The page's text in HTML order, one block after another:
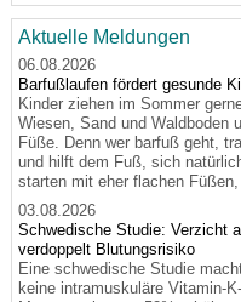
Aktuelle Meldungen
06.08.2026
Barfußlaufen fördert gesunde
Kinder ziehen im Sommer
Wiesen, Sand und Waldboden
Füße. Denn wer barfuß geht,
und hilft dem Fuß, sich
starten mit eher flachen
03.08.2026
Schwedische Studie: Verzicht
verdoppelt Blutungsrisiko
Eine schwedische Studie
keine intramuskuläre Vitamin-